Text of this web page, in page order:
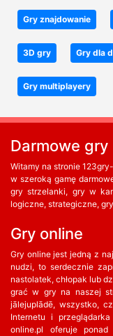
Gry znajdowanie
3D gry Gry dla
Gry multiplayery
Darmowe gry
Witamy na stronie
w szeroką gamę
gry strzelanki, gry w
logiczne, strategiczne,
Gry online
Gry online jest jedną z
nudzi, to serdecznie
nastolatek, chłopak lub
grać w gry na naszej
jālejuplādē, wszystko,
Internetu i
online.pl oferuje